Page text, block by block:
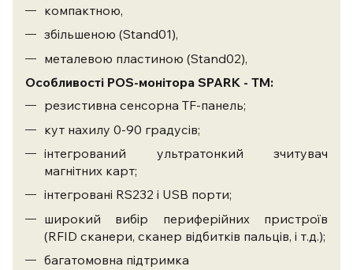
компактною,
збільшеною (Stand01),
металевою пластиною (Stand02),
Особливості POS-монітора SPARK - TM:
резистивна сенсорна TF-панель;
кут нахилу 0-90 градусів;
інтегрований ультратонкий зчитувач
магнітних карт;
інтегровані RS232 і USB порти;
широкий вибір периферійних пристроїв
(RFID сканери, сканер відбитків пальців, і т.д.);
багатомовна підтримка